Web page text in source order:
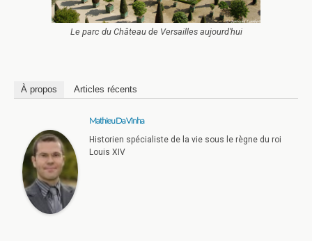
Le parc du Château de Versailles aujourd'hui
À propos Articles récents
Mathieu Da Vinha
Historien spécialiste de la vie sous le règne du roi
Louis XIV